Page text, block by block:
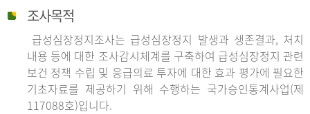
조사목적
급성심장정지조사는 급성심장정지 발생과 생존결과, 처치
내용 등에 대한 조사감시체계를 구축하여 급성심장정지 관련
보건 정책 수립 및 응급의료 투자에 대한 효과 평가에 필요한
기초자료를 제공하기 위해 수행하는 국가승인통계사업(제
117088호)입니다.